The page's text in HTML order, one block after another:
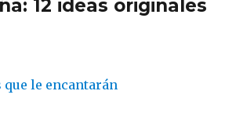
12 ideas originales